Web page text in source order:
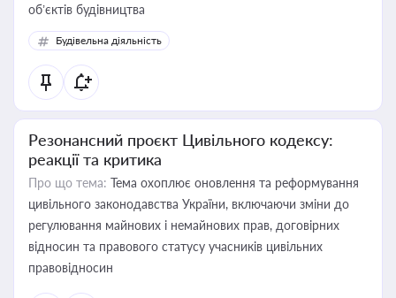
об’єктів будівництва
Будівельна діяльність
Резонансний проєкт Цивільного кодексу:
реакції та критика
Про що тема: Тема охоплює оновлення та реформування
цивільного законодавства України, включаючи зміни до
регулювання майнових і немайнових прав, договірних
відносин та правового статусу учасників цивільних
правовідносин